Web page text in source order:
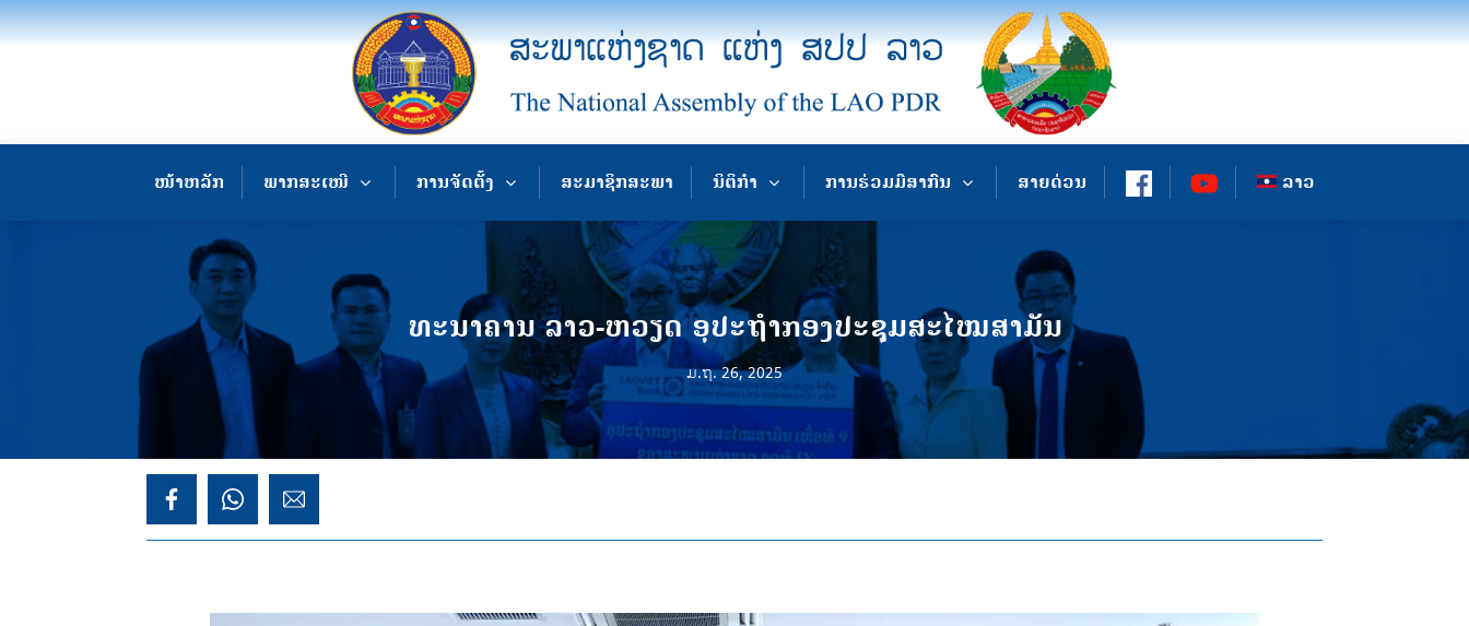
ໜ້າຫລັກ ພາກສະເໜີ ການຈັດຕັ້ງ ສະມາຊິກສະພາ ນິຕິກຳ ການຮ່ວມມືສາກົນ ສາຍດ່ວນ ລາວ
ທະນາຄານ ລາວ-ຫວຽດ ອຸປະຖຳກອງປະຊຸມສະໄໝສາມັນ
ມ.ຖ. 26, 2025